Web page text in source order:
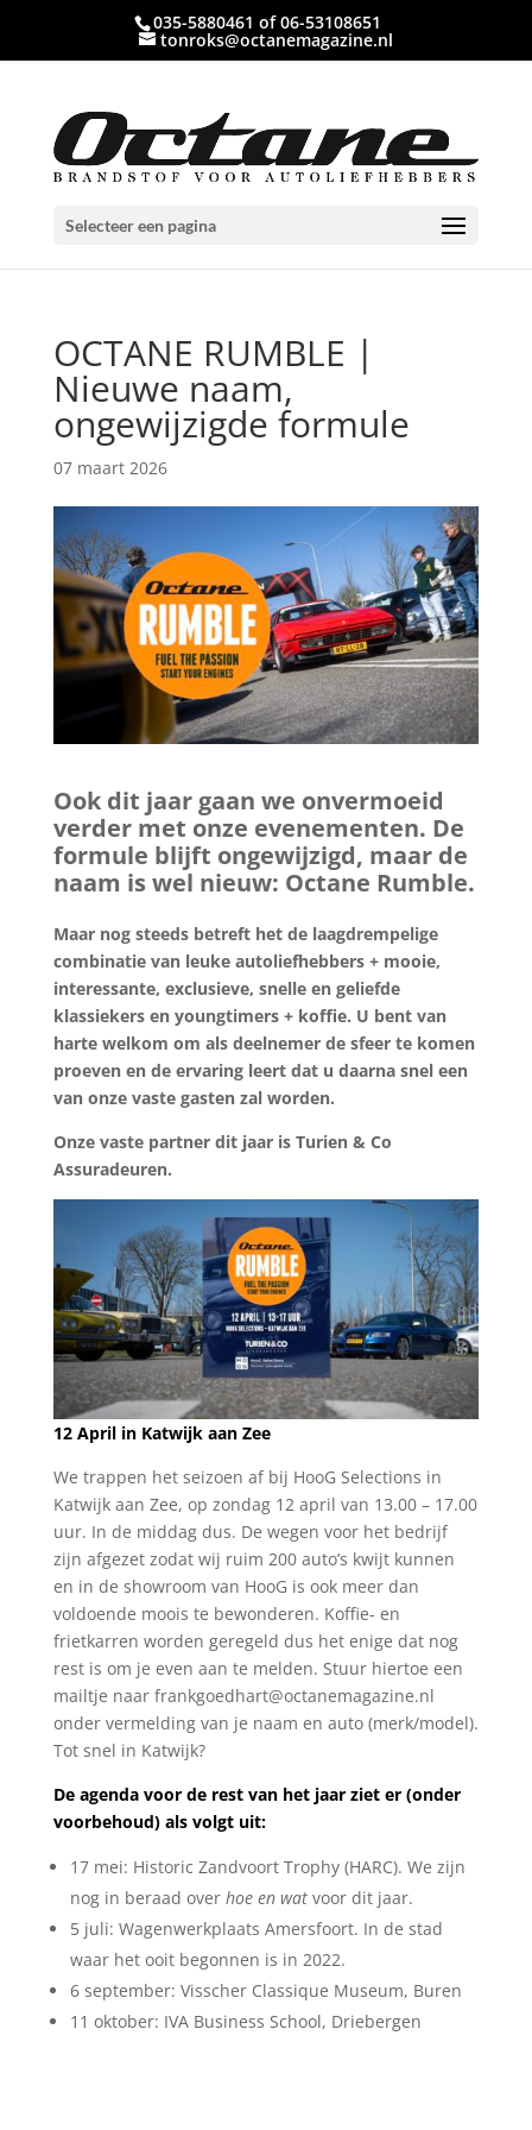
035-5880461 of 06-53108651
tonroks@octanemagazine.nl
Selecteer een pagina
OCTANE RUMBLE |
Nieuwe naam,
ongewijzigde formule
07 maart 2026
Ook dit jaar gaan we onvermoeid
verder met onze evenementen. De
formule blijft ongewijzigd, maar de
naam is wel nieuw: Octane Rumble.
Maar nog steeds betreft het de laagdrempelige
combinatie van leuke autoliefhebbers + mooie,
interessante, exclusieve, snelle en geliefde
klassiekers en youngtimers + koffie. U bent van
harte welkom om als deelnemer de sfeer te komen
proeven en de ervaring leert dat u daarna snel een
van onze vaste gasten zal worden.
Onze vaste partner dit jaar is Turien & Co
Assuradeuren.
12 April in Katwijk aan Zee
We trappen het seizoen af bij HooG Selections in
Katwijk aan Zee, op zondag 12 april van 13.00 – 17.00
uur. In de middag dus. De wegen voor het bedrijf
zijn afgezet zodat wij ruim 200 auto’s kwijt kunnen
en in de showroom van HooG is ook meer dan
voldoende moois te bewonderen. Koffie- en
frietkarren worden geregeld dus het enige dat nog
rest is om je even aan te melden. Stuur hiertoe een
mailtje naar frankgoedhart@octanemagazine.nl
onder vermelding van je naam en auto (merk/model).
Tot snel in Katwijk?
De agenda voor de rest van het jaar ziet er (onder
voorbehoud) als volgt uit:
17 mei: Historic Zandvoort Trophy (HARC). We zijn
nog in beraad over hoe en watvoor dit jaar.
5 juli: Wagenwerkplaats Amersfoort. In de stad
waar het ooit begonnen is in 2022.
6 september: Visscher Classique Museum, Buren
11 oktober: IVA Business School, Driebergen